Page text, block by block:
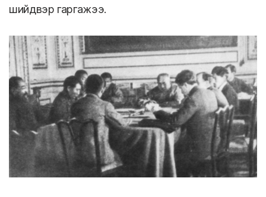
шийдвэр гаргажээ.